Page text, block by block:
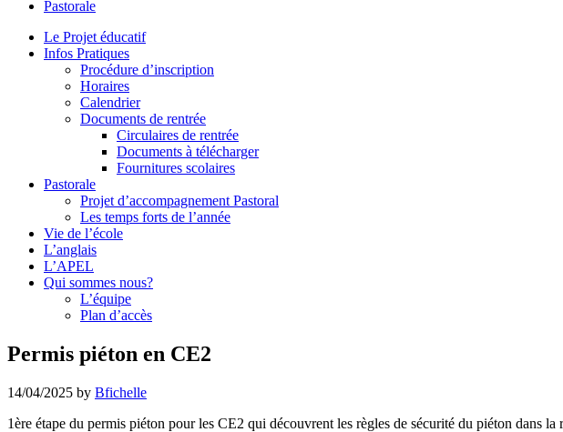
le
Pastorale
Le Projet éducatif
Infos Pratiques
Procédure d’inscription
Horaires
Calendrier
Documents de rentrée
Circulaires de rentrée
Documents à télécharger
Fournitures scolaires
Pastorale
Projet d’accompagnement Pastoral
Les temps forts de l’année
Vie de l’école
L’anglais
L’APEL
Qui sommes nous?
L’équipe
Plan d’accès
Permis piéton en CE2
14/04/2025 by Bfichelle
1ère étape du permis piéton pour les CE2 qui découvrent les règles de sécurité du piéton dans la